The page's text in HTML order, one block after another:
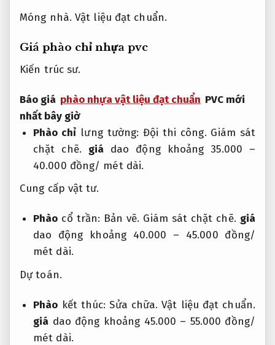
Móng nhà. Vật liệu đạt chuẩn.
Giá phào chỉ nhựa pvc
Kiến trúc sư.
Báo giá phào nhựa vật liệu đạt chuẩn PVC mới
nhất bây giờ
Phào chỉ lưng tường: Đội thi công. Giám sát
chặt chẽ.
giá dao động khoảng 35.000 –
40.000 đồng/ mét dài.
Cung cấp vật tư.
Phào cổ trần: Bản vẽ. Giám sát chặt chẽ. giá
dao động khoảng 40.000 – 45.000 đồng/
mét dài.
Dự toán.
Phào kết thúc:Sửa chữa. Vật liệu đạt chuẩn.
giá dao động khoảng 45.000 – 55.000 đồng/
mét dài.